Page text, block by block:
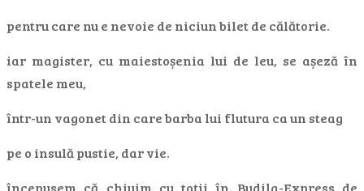
pentru care nu e nevoie de niciun bilet de călătorie.
iar magister, cu maiestoșenia lui de leu, se așeză în
spatele meu,
într-un vagonet din care barba lui flutura ca un steag
pe o insulă pustie, dar vie.
începusem că chiuim cu toții în Budila-Express de